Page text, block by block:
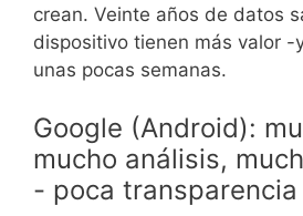
crean. Veinte años de datos
dispositivo tienen más valor -
unas pocas semanas.
Google (Android):
mucho análisis,
- poca transparencia